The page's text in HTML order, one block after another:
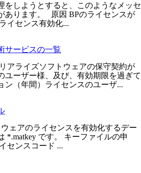
をしようとすると、このようなメッセ
あります。 原因 BPのライセンスが
イセンス有効化...
サービスの一覧
アライズソフトウェアの保守契約が
ユーザー様、及び、有効期限を過ぎて
ン（年間）ライセンスのユーザ...
ェアのライセンスを有効化するデー
*.matkey です。 キーファイルの申
センスコード ...